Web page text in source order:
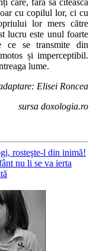
cu copilul lor, ci cu
lor mers către
lucru este unul foarte
ce se transmite din
și imperceptibil.
lume.
Elisei Roncea
sursa doxologia.ro
rosteşte-l din inimă!
nu li se va ierta